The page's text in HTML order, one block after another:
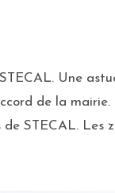
Une
de la mairie.
STECAL. Les